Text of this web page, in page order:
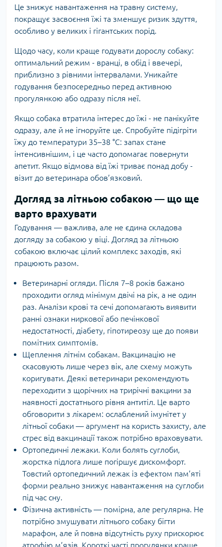
Це знижує навантаження на травну систему,
покращує засвоєння їжі та зменшує ризик здуття,
особливо у великих і гігантських порід.
Щодо часу, коли краще годувати дорослу собаку:
оптимальний режим - вранці, в обід і ввечері,
приблизно з рівними інтервалами. Уникайте
годування безпосередньо перед активною
прогулянкою або одразу після неї.
Якщо собака втратила інтерес до їжі - не панікуйте
одразу, але й не ігноруйте це. Спробуйте підігріти
їжу до температури 35–38 °C: запах стане
інтенсивнішим, і це часто допомагає повернути
апетит. Якщо відмова від їжі триває понад добу -
візит до ветеринара обов’язковий.
Догляд за літньою собакою — що ще
варто врахувати
Годування — важлива, але не єдина складова
догляду за собакою у віці. Догляд за літньою
собакою включає цілий комплекс заходів, які
працюють разом.
Ветеринарні огляди. Після 7–8 років бажано
проходити огляд мінімум двічі на рік, а не один
раз. Аналізи крові та сечі допомагають виявити
ранні ознаки ниркової або печінкової
недостатності, діабету, гіпотиреозу ще до появи
помітних симптомів.
Щеплення літнім собакам. Вакцинацію не
скасовують лише через вік, але схему можуть
коригувати. Деякі ветеринари рекомендують
переходити з щорічних на трирічні вакцини за
наявності достатнього рівня антитіл. Це варто
обговорити з лікарем: ослаблений імунітет у
літньої собаки — аргумент на користь захисту, але
стрес від вакцинації також потрібно враховувати.
Ортопедичні лежаки. Коли болять суглоби,
жорстка підлога лише погіршує дискомфорт.
Товстий ортопедичний лежак із ефектом пам’яті
форми реально знижує навантаження на суглоби
під час сну.
Фізична активність — помірна, але регулярна. Не
потрібно змушувати літнього собаку бігти
марафон, але й повна відсутність руху прискорює
атрофію м’язів. Короткі часті прогулянки краще,